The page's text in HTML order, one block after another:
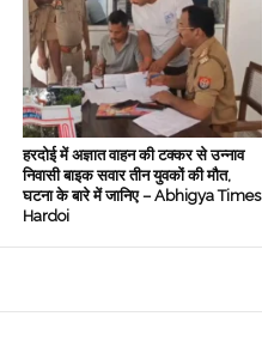
हरदोई में अज्ञात वाहन की टक्कर से उन्नाव
निवासी बाइक सवार तीन युवकों की मौत,
घटना के बारे में जानिए – Abhigya Times
Hardoi